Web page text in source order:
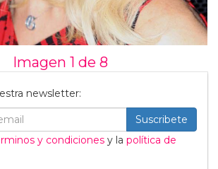
Imagen 1 de 8
newsletter:
Suscribete
y condiciones y la política de